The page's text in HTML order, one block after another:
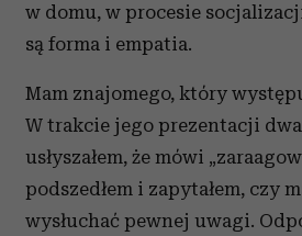
w domu, w procesie
są forma i empatia.
Mam znajomego, który
W trakcie jego prezentacji
usłyszałem, że mówi
podszedłem i zapytałem, czy
wysłuchać pewnej uwagi.